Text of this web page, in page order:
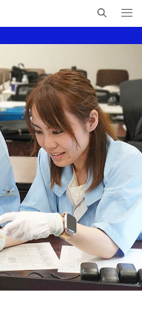
内
検
索
メ
ニ
開
く